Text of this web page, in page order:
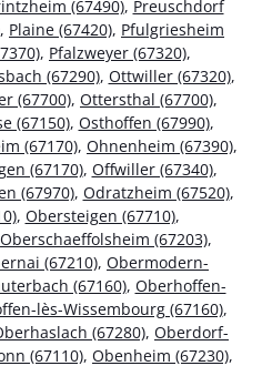
(67490), Preuschdorf
, Plaine (67420), Pfulgriesheim
, Pfalzweyer (67320),
(67290), Ottwiller (67320),
(67700), Ottersthal (67700),
(67150), Osthoffen (67990),
(67170), Ohnenheim (67390),
(67170), Offwiller (67340),
(67970), Odratzheim (67520),
, Obersteigen (67710),
Oberschaeffolsheim (67203),
(67210), Obermodern-
(67160), Oberhoffen-
lès-Wissembourg (67160),
(67280), Oberdorf-
(67110), Obenheim (67230),